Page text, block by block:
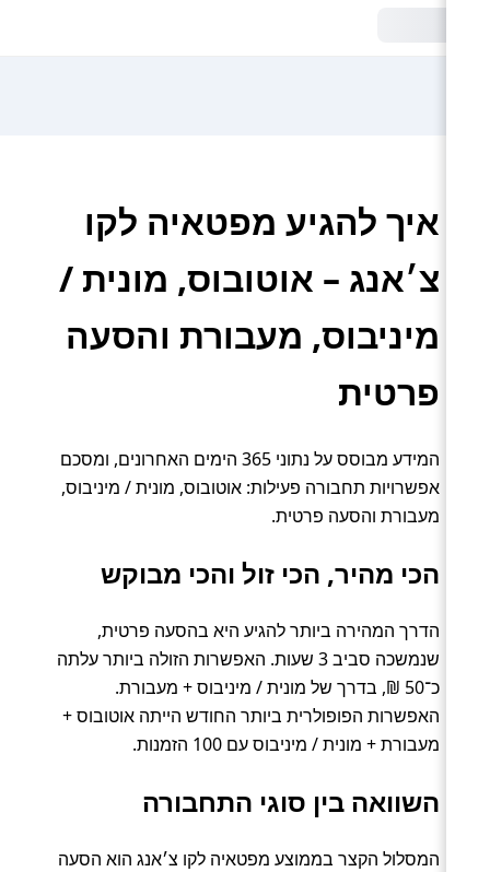
איך להגיע מפטאיה לקו
צ׳אנג – אוטובוס, מונית /
מיניבוס, מעבורת והסעה
פרטית
המידע מבוסס על נתוני 365 הימים האחרונים, ומסכם
אפשרויות תחבורה פעילות: אוטובוס, מונית / מיניבוס,
מעבורת והסעה פרטית.
הכי מהיר, הכי זול והכי מבוקש
הדרך המהירה ביותר להגיע היא בהסעה פרטית,
שנמשכה סביב 3 שעות. האפשרות הזולה ביותר עלתה
כ־50 ₪, בדרך של מונית / מיניבוס + מעבורת.
האפשרות הפופולרית ביותר החודש הייתה אוטובוס +
מעבורת + מונית / מיניבוס עם 100 הזמנות.
השוואה בין סוגי התחבורה
המסלול הקצר בממוצע מפטאיה לקו צ׳אנג הוא הסעה